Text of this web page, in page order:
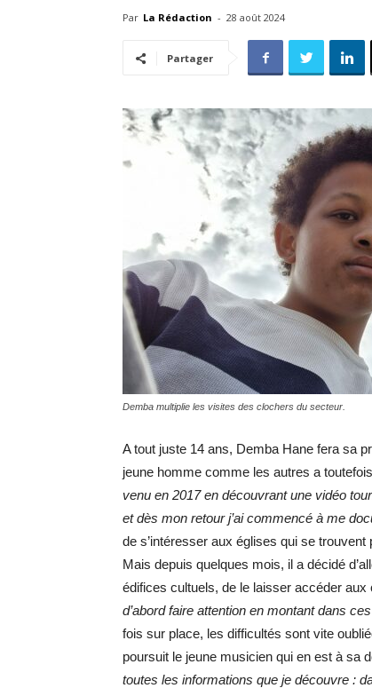
Par La Rédaction - 28 août 2024
Partager
Demba multiplie les visites des clochers du secteur.
A tout juste 14 ans, Demba Hane fera sa
jeune homme comme les autres a
venu en 2017 en découvrant une vidéo
et dès mon retour j’ai commencé à me
de s’intéresser aux églises qui se
Mais depuis quelques mois, il a décidé
édifices cultuels, de le laisser accéder
d’abord faire attention en montant dans
fois sur place, les difficultés sont vite
poursuit le jeune musicien qui en est à sa
toutes les informations que je découvre :